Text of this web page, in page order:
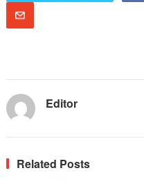
Editor
Related Posts